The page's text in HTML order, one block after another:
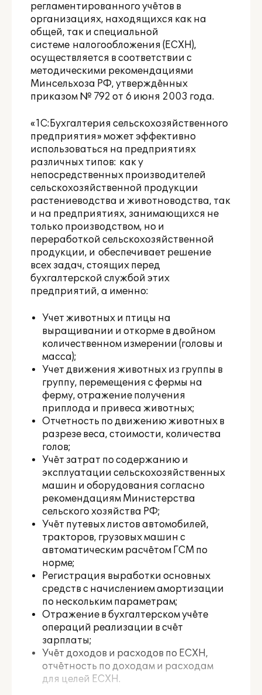
регламентированного учётов в
организациях, находящихся как на
общей, так и специальной
системе налогообложения (ЕСХН),
осуществляется в соответствии с
методическими рекомендациями
Минсельхоза РФ, утверждённых
приказом № 792 от 6 июня 2003 года.
«1С:Бухгалтерия сельскохозяйственного
предприятия» может эффективно
использоваться на предприятиях
различных типов: как у
непосредственных производителей
сельскохозяйственной продукции
растениеводства и животноводства, так
и на предприятиях, занимающихся не
только производством, но и
переработкой сельскохозяйственной
продукции, и обеспечивает решение
всех задач, стоящих перед
бухгалтерской службой этих
предприятий, а именно:
Учет животных и птицы на
выращивании и откорме в двойном
количественном измерении (головы и
масса);
Учет движения животных из группы в
группу, перемещения с фермы на
ферму, отражение получения
приплода и привеса животных;
Отчетность по движению животных в
разрезе веса, стоимости, количества
голов;
Учёт затрат по содержанию и
эксплуатации сельскохозяйственных
машин и оборудования согласно
рекомендациям Министерства
сельского хозяйства РФ;
Учёт путевых листов автомобилей,
тракторов, грузовых машин с
автоматическим расчётом ГСМ по
норме;
Регистрация выработки основных
средств с начислением амортизации
по нескольким параметрам;
Отражение в бухгалтерском учёте
операций реализации в счёт
зарплаты;
Учёт доходов и расходов по ЕСХН,
отчётность по доходам и расходам
для целей ЕСХН.